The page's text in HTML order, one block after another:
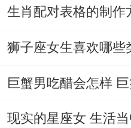
得庚辛日。
节气能量节点避开5
情感交流~传统节气
现实的星座女 生活